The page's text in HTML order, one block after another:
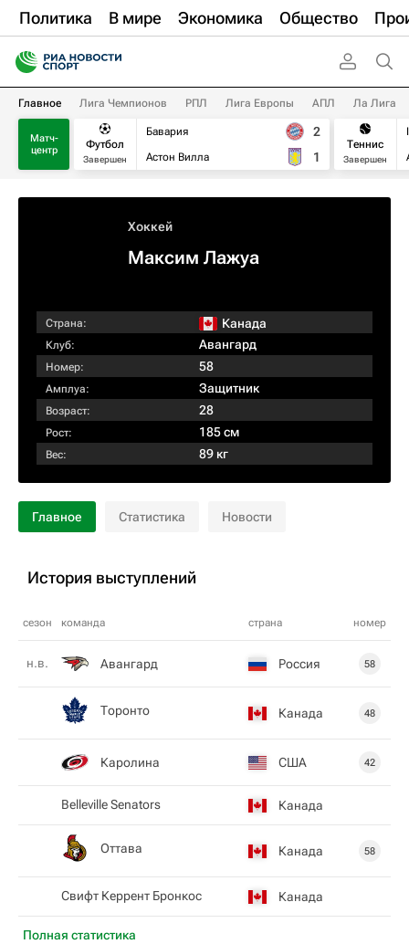
Политика В мире Экономика Общество
Главное Лига Чемпионов РПЛ Лига Европы АПЛ Ла Лига
Матч-
центр
Футбол
Завершен
Бавария
Астон Вилла
2
1
Теннис
Завершен
Хоккей
Максим Лажуа
Страна: Канада
Клуб: Авангард
Номер: 58
Амплуа: Защитник
Возраст: 28
Рост: 185 см
Вес: 89 кг
Главное Статистика Новости
История выступлений
сезон команда страна номер
Полная статистика
н.в. Авангард Россия 58
Торонто Канада 48
Каролина США 42
Belleville Senators Канада
Оттава Канада 58
Свифт Керрент Бронкос Канада